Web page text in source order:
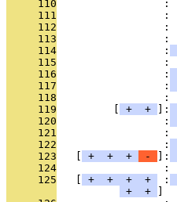
     110
:
     111
:
     112
:
     113
:
     114
                 :
     115
:
     116
                 :
     117
                 :
     118
:
     119
+ + ]:
     120
                 :
     121
:
     122
                 :
     123
+ + + - ]:
     124
:
     125
+ + + + :
+
+